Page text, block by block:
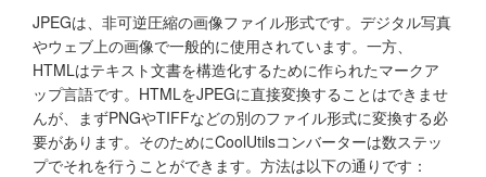
JPEGは、非可逆圧縮の画像ファイル形式です。デジタル写真
やウェブ上の画像で一般的に使用されています。一方、
HTMLはテキスト文書を構造化するために作られたマークア
ップ言語です。HTMLをJPEGに直接変換することはできませ
んが、まずPNGやTIFFなどの別のファイル形式に変換する必
要があります。そのためにCoolUtilsコンバーターは数ステッ
プでそれを行うことができます。方法は以下の通りです：